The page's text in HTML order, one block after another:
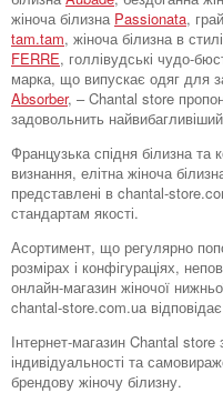
жіноча білизна Passionata,
tam.tam, жіноча білизна в
FERRE, голлівудські чудо-
марка, що випускає одяг для
Absorber, – Chantal store
задовольнить
Французька спідня білизна та
визнання, елітна жіноча
представлені в chantal-
стандартам якості.
Асортимент, що регулярно
розмірах і конфігураціях,
онлайн-магазин жіночої
chantal-store.com.ua
Інтернет-магазин Chantal
індивідуальності та
брендову жіночу білизну.